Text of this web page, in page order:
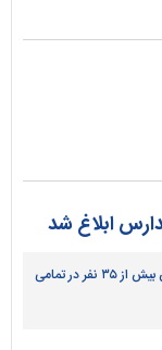
وزارت آموزش و پرورش از ممنوعیت تشکیل کلاس بیش از ۳۵ نفر در تمامی